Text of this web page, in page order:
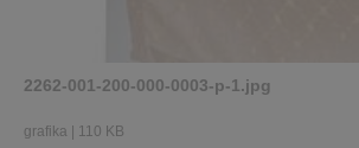
2262-001-200-000-0003-p-1.jpg
grafika 110 KB